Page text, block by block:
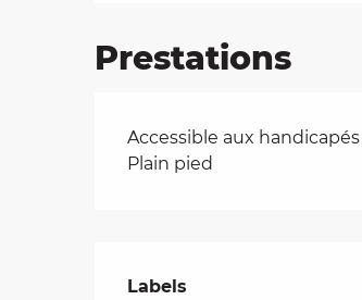
Prestations
Accessible aux handicapés
Plain pied
Offres de
Labels
Labels